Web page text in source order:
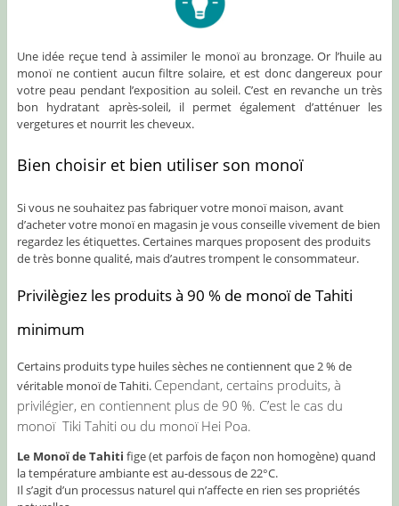
Une idée reçue tend à assimiler le monoï au bronzage. Or l’huile au
monoï ne contient aucun filtre solaire, et est donc dangereux pour
votre peau pendant l’exposition au soleil. C’est en revanche un très
bon hydratant après-soleil, il permet également d’atténuer les
vergetures et nourrit les cheveux.
Bien choisir et bien utiliser son monoï
Si vous ne souhaitez pas fabriquer votre monoï maison, avant
d’acheter votre monoï en magasin je vous conseille vivement de bien
regardez les étiquettes. Certaines marques proposent des produits
de très bonne qualité, mais d’autres trompent le consommateur.
Privilègiez les produits à 90 % de monoï de Tahiti
minimum
Certains produits type huiles sèches ne contiennent que 2 % de
véritable monoï de Tahiti. Cependant, certains produits, à
privilégier, en contiennent plus de 90 %. C’est le cas du
monoï Tiki Tahiti ou du monoï Hei Poa.
Le Monoï de Tahiti fige (et parfois de façon non homogène) quand
la température ambiante est au-dessous de 22°C.
Il s’agit d’un processus naturel qui n’affecte en rien ses propriétés